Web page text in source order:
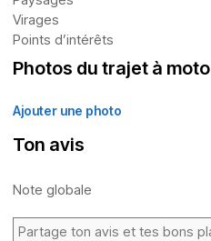
Virages
Points d’intérêts
Photos du trajet à moto
Ajouter une photo
Ton avis
Note globale